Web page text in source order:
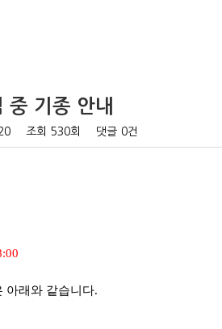
기종 안내
조회 530회 댓글 0건
아래와 같습니다.